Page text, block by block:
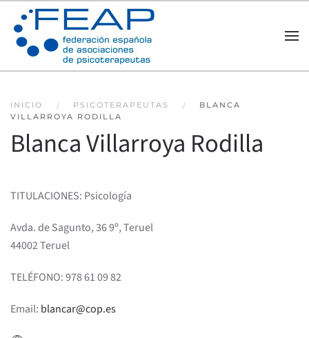
Skip to main content
INICIO PSICOTERAPEUTAS
BLANCA
VILLARROYA RODILLA
Blanca Villarroya Rodilla
TITULACIONES: Psicología
Avda. de Sagunto, 36 9º, Teruel
44002 Teruel
TELÉFONO: 978 61 09 82
Email: blancar@cop.es